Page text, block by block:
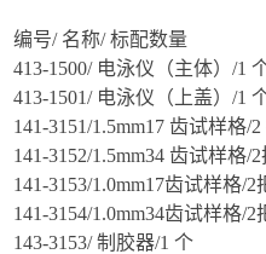
编号/ 名称/ 标配数量
413-1500/ 电泳仪（主体）/1
413-1501/ 电泳仪（上盖）/1
141-3151/1.5mm17 齿试样格/2
141-3152/1.5mm34 齿试样格/2
141-3153/1.0mm17齿试样格/2
141-3154/1.0mm34齿试样格/2
143-3153/ 制胶器/1 个